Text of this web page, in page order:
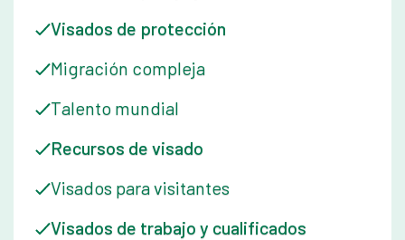
Visados de protección
Migración compleja
Talento mundial
Recursos de visado
Visados para visitantes
Visados de trabajo y cualificados